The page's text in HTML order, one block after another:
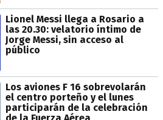
Lionel Messi llega a Rosario a
las 20.30: velatorio íntimo de
Jorge Messi, sin acceso al
público
Los aviones F 16 sobrevolarán
el centro porteño y el lunes
participarán de la celebración